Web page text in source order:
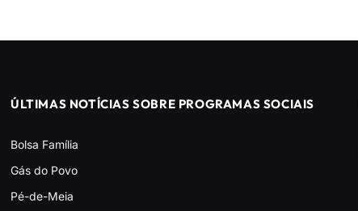
ÚLTIMAS NOTÍCIAS SOBRE PROGRAMAS SOCIAIS
Bolsa Família
Gás do Povo
Pé-de-Meia